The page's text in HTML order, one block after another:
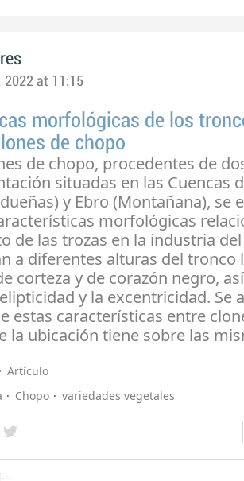
2022 at 11:15
morfológicas de los
de chopo
de chopo, procedentes de
situadas en las Cuencas
y Ebro (Montañana), se
morfológicas
de las trozas en la industria
a diferentes alturas del tronco
corteza y de corazón negro,
y la excentricidad. Se
estas características entre
la ubicación tiene sobre las
Artículo
Chopo variedades vegetales